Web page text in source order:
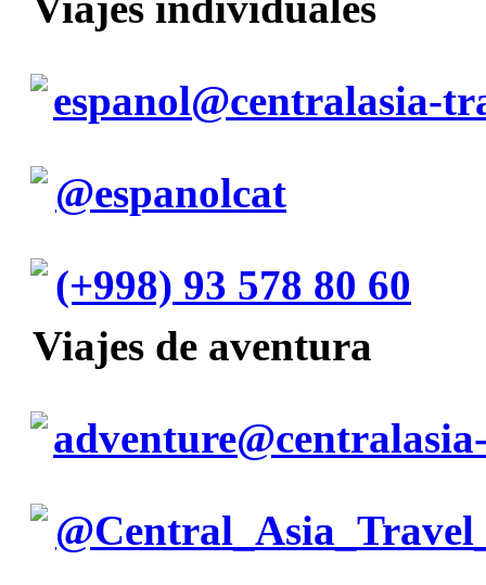
espanol@centralasia-
@espanolcat
(+998) 93 578 80 60
Viajes de aventura